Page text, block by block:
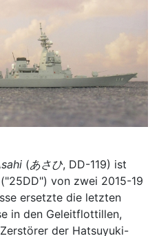
(あさひ, DD-119) ist
von zwei 2015-19
ersetzte die letzten
in den Geleitflottillen,
der Hatsuyuki-